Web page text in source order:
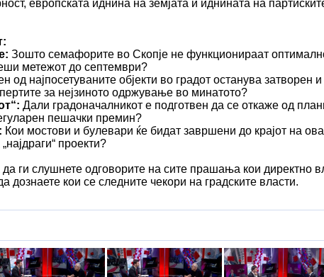
европската иднина на земјата и иднината на
Зошто семафорите во Скопје не функционираат
метежот до септември?
од најпосетуваните објекти во градот останува затворен и
за нејзиното одржување во минатото?
Дали градоначалникот е подготвен да се откаже од
пешачки премин?
Кои мостови и булевари ќе бидат завршени до крајот на
проекти?
да ги слушнете одговорите на сите прашања кои директно
дознаете кои се следните чекори на градските власти.